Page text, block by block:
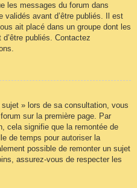
les messages du forum dans
validés avant d’être publiés. Il est
ait placé dans un groupe dont les
publiés. Contactez
» lors de sa consultation, vous
sur la première page. Par
cela signifie que la remontée de
de temps pour autoriser la
possible de remonter un sujet
assurez-vous de respecter les